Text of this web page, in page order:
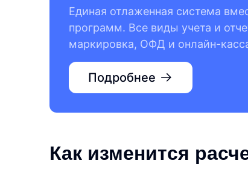
Единая отлаженная система
программ. Все виды учета и
маркировка, ОФД и онлайн-
Подробнее
Как изменится